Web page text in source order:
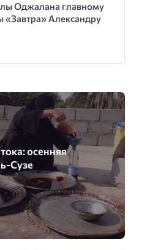
Оджалана главному
«Завтра» Александру
осенняя
Сузе